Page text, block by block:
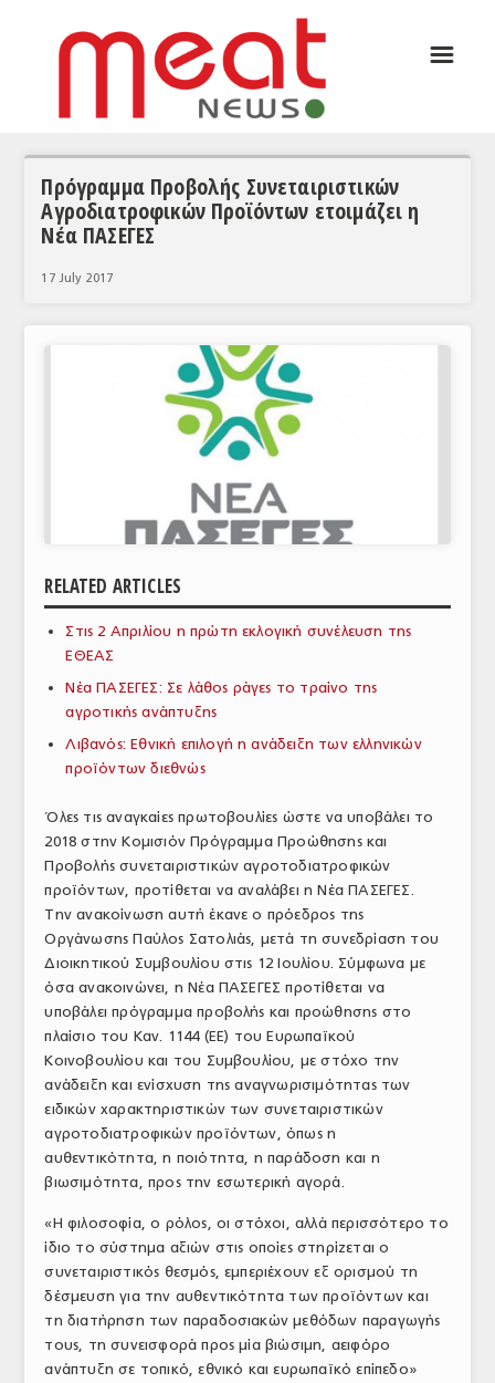
ΣΥΝΕΝΤΕΥΞΕΙΣ
ΕΥΡΩΠΑΪΚΕΣ ΑΠΟΦΑΣΕΙΣ
ΣΦΑΓΕΙΑ
ΕΞΟΠΛΙΣΜΟΣ
ΕΜΠΟΡΙΚΟΙ ΑΝΤΙΠΡΟΣΩΠΟΙ
ΝΟΜΟΘΕΣΙΑ
ΕΥΡΩΠΑΪΚΗ ΝΟΜΟΘΕΣΙΑ
ΤΟ ΠΕΡΙΟΔΙΚΟ
Profile
ΑΡΧΕΙΟ ΤΕΥΧΩΝ
ΣΥΝΕΔΡΙΟ ΚΡΕΑΤΟΣ
☰
Πρόγραμμα Προβολής Συνεταιριστικών
Αγροδιατροφικών Προϊόντων ετοιμάζει η
Νέα ΠΑΣΕΓΕΣ
17 July 2017
RELATED ARTICLES
Στις 2 Απριλίου η πρώτη εκλογική συνέλευση της
ΕΘΕΑΣ
Νέα ΠΑΣΕΓΕΣ: Σε λάθος ράγες το τραίνο της
αγροτικής ανάπτυξης
Λιβανός: Εθνική επιλογή η ανάδειξη των ελληνικών
προϊόντων διεθνώς
Όλες τις αναγκαίες πρωτοβουλίες ώστε να υποβάλει το
2018 στην Κομισιόν Πρόγραμμα Προώθησης και
Προβολής συνεταιριστικών αγροτοδιατροφικών
προϊόντων, προτίθεται να αναλάβει η Νέα ΠΑΣΕΓΕΣ.
Την ανακοίνωση αυτή έκανε ο πρόεδρος της
Οργάνωσης Παύλος Σατολιάς, μετά τη συνεδρίαση του
Διοικητικού Συμβουλίου στις 12 Ιουλίου. Σύμφωνα με
όσα ανακοινώνει, η Νέα ΠΑΣΕΓΕΣ προτίθεται να
υποβάλει πρόγραμμα προβολής και προώθησης στο
πλαίσιο του Καν. 1144 (ΕΕ) του Ευρωπαϊκού
Κοινοβουλίου και του Συμβουλίου, με στόχο την
ανάδειξη και ενίσχυση της αναγνωρισιμότητας των
ειδικών χαρακτηριστικών των συνεταιριστικών
αγροτοδιατροφικών προϊόντων, όπως η
αυθεντικότητα, η ποιότητα, η παράδοση και η
βιωσιμότητα, προς την εσωτερική αγορά.
«Η φιλοσοφία, ο ρόλος, οι στόχοι, αλλά περισσότερο το
ίδιο το σύστημα αξιών στις οποίες στηρίζεται ο
συνεταιριστικός θεσμός, εμπεριέχουν εξ ορισμού τη
δέσμευση για την αυθεντικότητα των προϊόντων και
τη διατήρηση των παραδοσιακών μεθόδων παραγωγής
τους, τη συνεισφορά προς μία βιώσιμη, αειφόρο
ανάπτυξη σε τοπικό, εθνικό και ευρωπαϊκό επίπεδο»